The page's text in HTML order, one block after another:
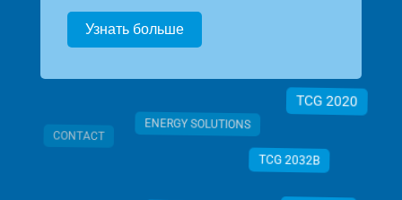
Узнать больше
CONTACT
ENERGY SOLUTIONS
TCG 2020
TCG 2032B